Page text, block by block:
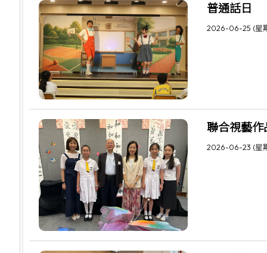
普通話日
2026-06-25 (星
聯合視藝作
2026-06-23 (星